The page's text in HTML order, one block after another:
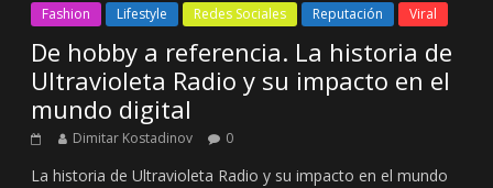
Fashion
Lifestyle Redes Sociales Reputación Viral
De hobby a referencia. La historia de
Ultravioleta Radio y su impacto en el
mundo digital
Dimitar Kostadinov 0
La historia de Ultravioleta Radio y su impacto en el mundo